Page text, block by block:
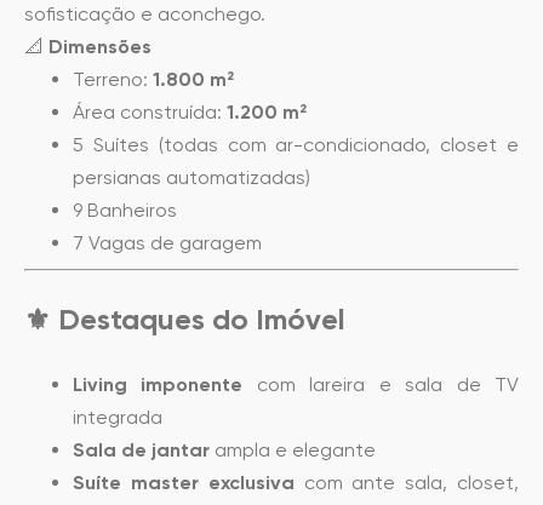
sofisticação e aconchego.
📐 Dimensões
Terreno: 1.800 m²
Área construída: 1.200 m²
5 Suítes (todas com ar-condicionado, closet e
persianas automatizadas)
9 Banheiros
7 Vagas de garagem
⚜️ Destaques do Imóvel
Living imponente com lareira e sala de TV
integrada
Sala de jantar ampla e elegante
Suíte master exclusiva com ante sala, closet,